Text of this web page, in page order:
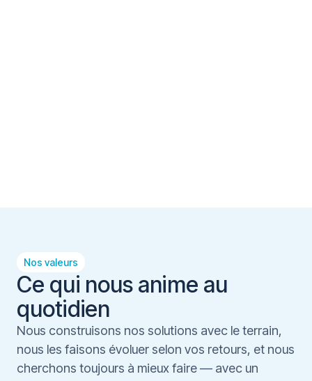
Nos valeurs
Ce qui nous anime au
quotidien
Nous construisons nos solutions avec le terrain,
nous les faisons évoluer selon vos retours, et nous
cherchons toujours à mieux faire — avec un